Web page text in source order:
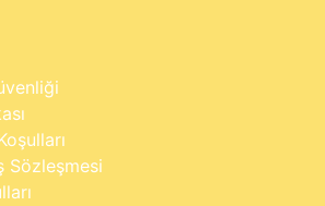
Sözleşmesi